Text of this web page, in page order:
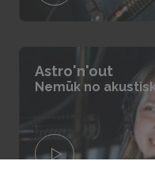
Astro'n'out
Nemūk no